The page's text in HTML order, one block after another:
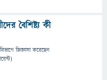
বৈশিষ্ট্য কী
জিজ্ঞাসাকরেছেন